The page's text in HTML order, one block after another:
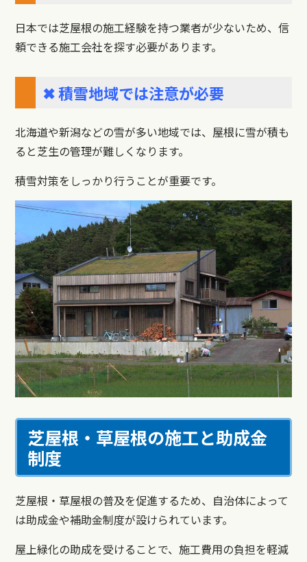
日本では芝屋根の施工経験を持つ業者が少ないため、信
頼できる施工会社を探す必要があります。
✖ 積雪地域では注意が必要
北海道や新潟などの雪が多い地域では、屋根に雪が積も
ると芝生の管理が難しくなります。
積雪対策をしっかり行うことが重要です。
芝屋根・草屋根の施工と助成金
制度
芝屋根・草屋根の普及を促進するため、自治体によって
は助成金や補助金制度が設けられています。
屋上緑化の助成を受けることで、施工費用の負担を軽減